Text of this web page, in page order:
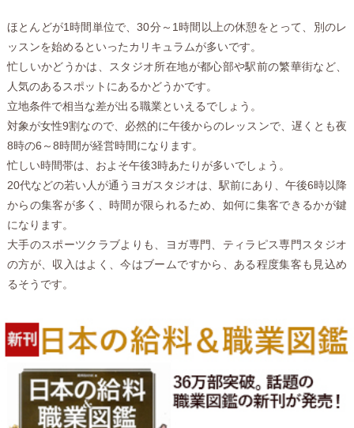
ほとんどが1時間単位で、30分～1時間以上の休憩をとって、別のレ
ッスンを始めるといったカリキュラムが多いです。
忙しいかどうかは、スタジオ所在地が都心部や駅前の繁華街など、
人気のあるスポットにあるかどうかです。
立地条件で相当な差が出る職業といえるでしょう。
対象が女性9割なので、必然的に午後からのレッスンで、遅くとも夜
8時の6～8時間が経営時間になります。
忙しい時間帯は、およそ午後3時あたりが多いでしょう。
20代などの若い人が通うヨガスタジオは、駅前にあり、午後6時以降
からの集客が多く、時間が限られるため、如何に集客できるかが鍵
になります。
大手のスポーツクラブよりも、ヨガ専門、ティラピス専門スタジオ
の方が、収入はよく、今はブームですから、ある程度集客も見込め
るそうです。